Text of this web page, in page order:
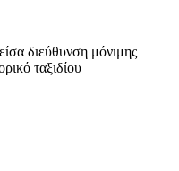
διεύθυνση μόνιμης
ταξιδίου